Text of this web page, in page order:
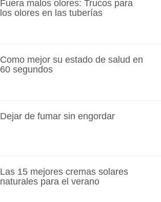
Fuera malos olores: Trucos para
los olores en las tuberías
Como mejor su estado de salud en
60 segundos
Dejar de fumar sin engordar
Las 15 mejores cremas solares
naturales para el verano